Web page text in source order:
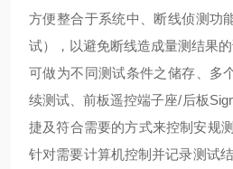
方便整合于系统中、断线侦测功
试），以避免断线造成量测结果
可做为不同测试条件之储存、多
续测试、前板遥控端子座/后板
捷及符合需要的方式来控制安规
针对需要计算机控制并记录测试